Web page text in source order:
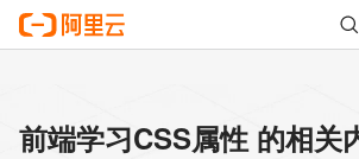
前端学习CSS属性 的相关